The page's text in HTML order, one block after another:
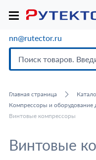
nn@rutector.ru
Главная страница
Компрессоры и оборудование
Винтовые компрессоры
Винтовые